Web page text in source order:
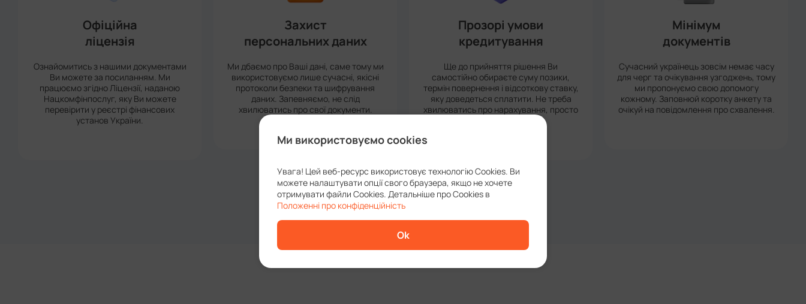
Офіційна
ліцензія
Ознайомитись з нашими документами
Ви можете за посиланням. Ми
працюємо згідно Ліцензії, наданою
Нацкомфінпослуг, яку Ви можете
перевірити у реєстрі фінансових
установ України.
Захист
персональних даних
Ми дбаємо про Ваші дані, саме тому ми
використовуємо лише сучасні, якісні
протоколи безпеки та шифрування
даних. Запевняємо, не слід
хвилюватись про свої документи.
Прозорі умови
кредитування
Ще до прийняття рішення Ви
самостійно обираєте суму позики,
термін повернення і відсоткову ставку,
яку доведеться сплатити. Не треба
хвилюватись про нарахування, просто
розслабтесь з Додам.
Мінімум
документів
Сучасний українець зовсім немає часу
для черг та очікування узгоджень, тому
ми пропонуємо свою допомогу
кожному. Заповнюй коротку анкету та
очікуй на повідомлення про схвалення.
Ми використовуємо cookies
Увага! Цей веб-ресурс використовує технологію Cookies. Ви
можете налаштувати опції свого браузера, якщо не хочете
отримувати файли Cookies. Детальніше про Cookies в
Положенні про конфіденційність
Ok